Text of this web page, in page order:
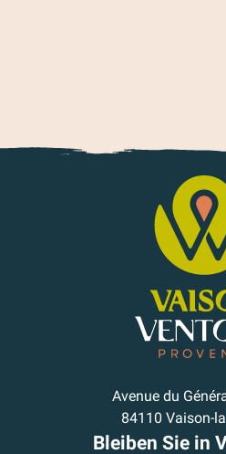
Avenue du
84110 Vaison-
Bleiben Sie in